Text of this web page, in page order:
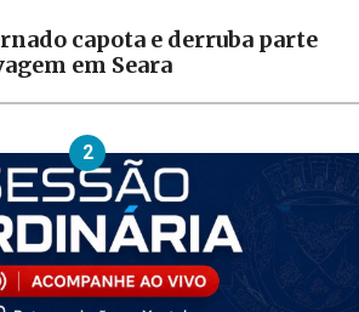
capota e derruba parte
em Seara
2